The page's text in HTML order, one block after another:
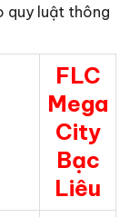
quy luật thông
FLC
Mega
City
Bạc
Liêu